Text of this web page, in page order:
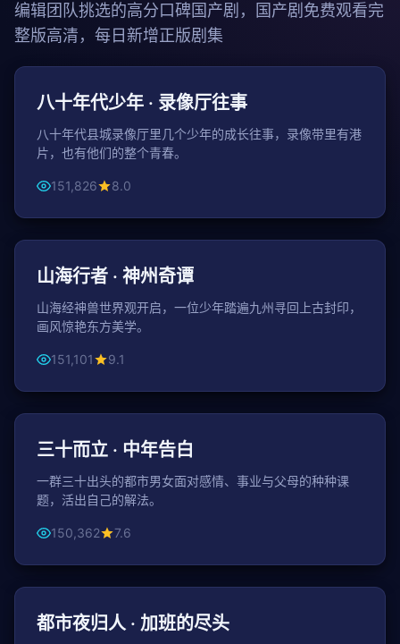
编辑团队挑选的高分口碑国产剧，国产剧免费观看完
整版高清，每日新增正版剧集
年代
八十年代少年 · 录像厅往事
八十年代县城录像厅里几个少年的成长往事，录像带里有港
片，也有他们的整个青春。
151,826 8.0
古装
山海行者 · 神州奇谭
山海经神兽世界观开启，一位少年踏遍九州寻回上古封印，
画风惊艳东方美学。
151,101 9.1
都市
三十而立 · 中年告白
一群三十出头的都市男女面对感情、事业与父母的种种课
题，活出自己的解法。
150,362 7.6
都市
都市夜归人 · 加班的尽头